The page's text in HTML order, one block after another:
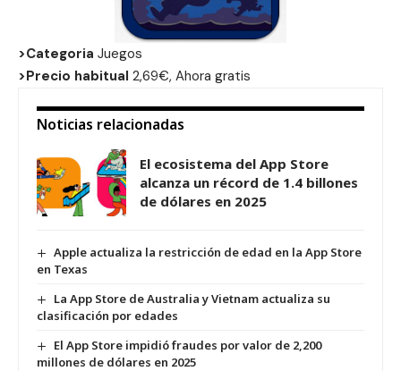
>Categoria Juegos
>Precio habitual 2,69€, Ahora gratis
Noticias relacionadas
El ecosistema del App Store
alcanza un récord de 1.4 billones
de dólares en 2025
Apple actualiza la restricción de edad en la App Store
en Texas
La App Store de Australia y Vietnam actualiza su
clasificación por edades
El App Store impidió fraudes por valor de 2,200
millones de dólares en 2025